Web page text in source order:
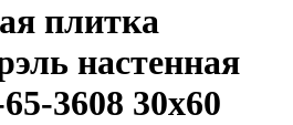
плитка
настенная
3608 30х60